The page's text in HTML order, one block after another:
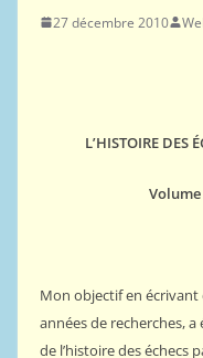
27 décembre 2010
L’HISTOIRE DES
Volume
Mon objectif en
années de recherches,
de l’histoire des échecs